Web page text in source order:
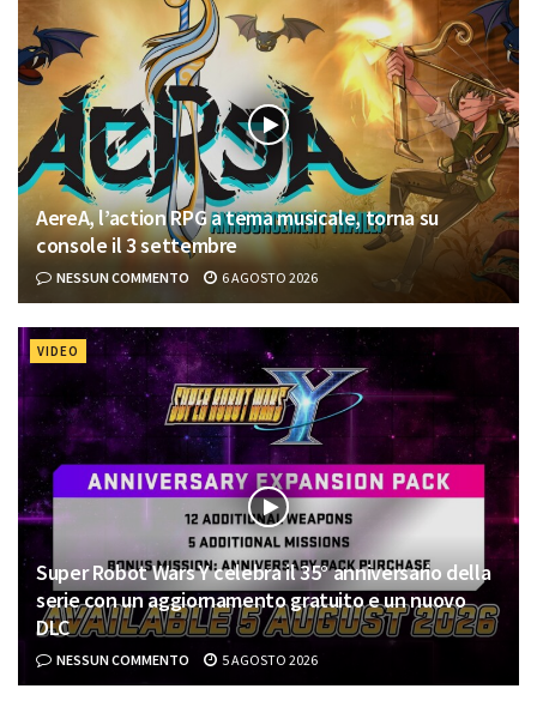
AereA, l’action RPG a tema musicale, torna su
console il 3 settembre
NESSUN COMMENTO 6 AGOSTO 2026
VIDEO
Super Robot Wars Y celebra il 35° anniversario della
serie con un aggiornamento gratuito e un nuovo
DLC
NESSUN COMMENTO 5 AGOSTO 2026